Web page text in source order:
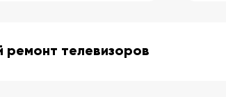
ремонт телевизоров